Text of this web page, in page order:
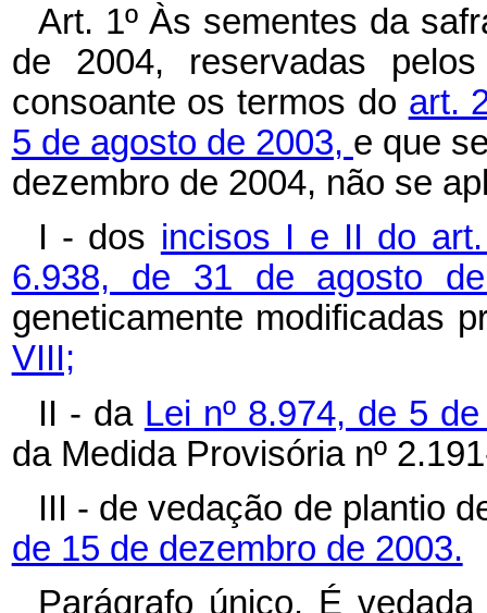
Art. 1º Às sementes da
de 2004, reservadas
consoante os termos do art.
5 de agosto de 2003, e que
dezembro de 2004, não se
I - dos incisos I e II do
6.938, de 31 de agosto
geneticamente modificadas
VIII;
II - da Lei nº 8.974, de 5
da Medida Provisória nº
III - de vedação de plantio
de 15 de dezembro de 2003.
Parágrafo único. É